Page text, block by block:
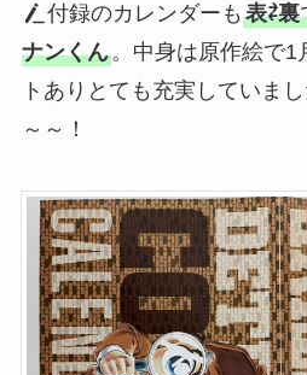
付録のカレンダーも表⇄裏
ナンくん。中身は原作絵で1
トありとても充実していま
～～！